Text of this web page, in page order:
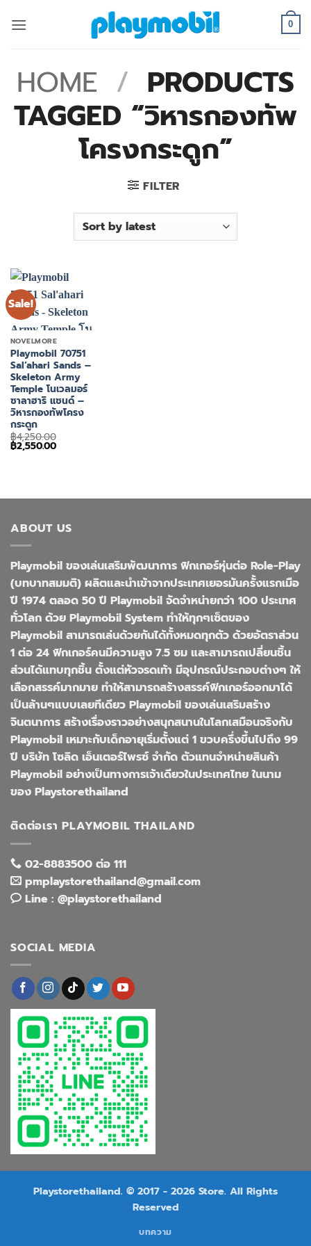
0
HOME / PRODUCTS
TAGGED “วิหารกองทัพ
โครงกระดูก”
FILTER
Sale!
NOVELMORE
Playmobil 70751
Sal’ahari Sands –
Skeleton Army
Temple โนเวลมอร์
ซาลาฮาริ แซนด์ –
วิหารกองทัพโครง
กระดูก
฿4,250.00
Original
price
฿2,550.00Current
ABOUT US
Playmobil ของเล่นเสริมพัฒนาการ ฟิกเกอร์หุ่นต่อ Role-Play
(บทบาทสมมติ) ผลิตและนำเข้าจากประเทศเยอรมันครั้งแรกเมือ
ปี 1974 ตลอด 50 ปี Playmobil จัดจำหน่ายกว่า 100 ประเทศ
ทั่วโลก ด้วย Playmobil System ทำให้ทุกๆเซ็ตของ
Playmobil สามารถเล่นด้วยกันได้ทั้งหมดทุกตัว ด้วยอัตราส่วน
1 ต่อ 24 ฟิกเกอร์คนมีความสูง 7.5 ซม และสามารถเปลี่ยนชิ้น
ส่วนได้แทบทุกชิ้น ตั้งแต่หัวจรดเท้า มีอุปกรณ์ประกอบต่างๆ ให้
เลือกสรรค์มากมาย ทำให้สามารถสร้างสรรค์ฟิกเกอร์ออกมาได้
เป็นล้านๆแบบเลยทีเดียว Playmobil ของเล่นเสริมสร้าง
จินตนาการ สร้างเรื่องราวอย่างสนุกสนานในโลกเสมือนจริงกับ
Playmobil เหมาะกับเด็กอายุเริ่มตั้งแต่ 1 ขวบครึ่งขึ้นไปถึง 99
ปี บริษัท โซลิด เอ็นเตอร์ไพรซ์ จำกัด ตัวแทนจำหน่ายสินค้า
Playmobil อย่างเป็นทางการเจ้าเดียวในประเทศไทย ในนาม
ของ Playstorethailand
ติดต่อเรา PLAYMOBIL THAILAND
02-8883500 ต่อ 111
pmplaystorethailand@gmail.com
Line : @playstorethailand
SOCIAL MEDIA
Playstorethailand. © 2017 - 2026 Store. All Rights
Reserved
บทความ